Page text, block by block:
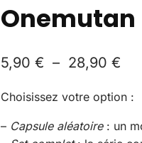
Onemutan
5,90 € – 28,90 €
Choisissez votre option :
– Capsule aléatoire: un